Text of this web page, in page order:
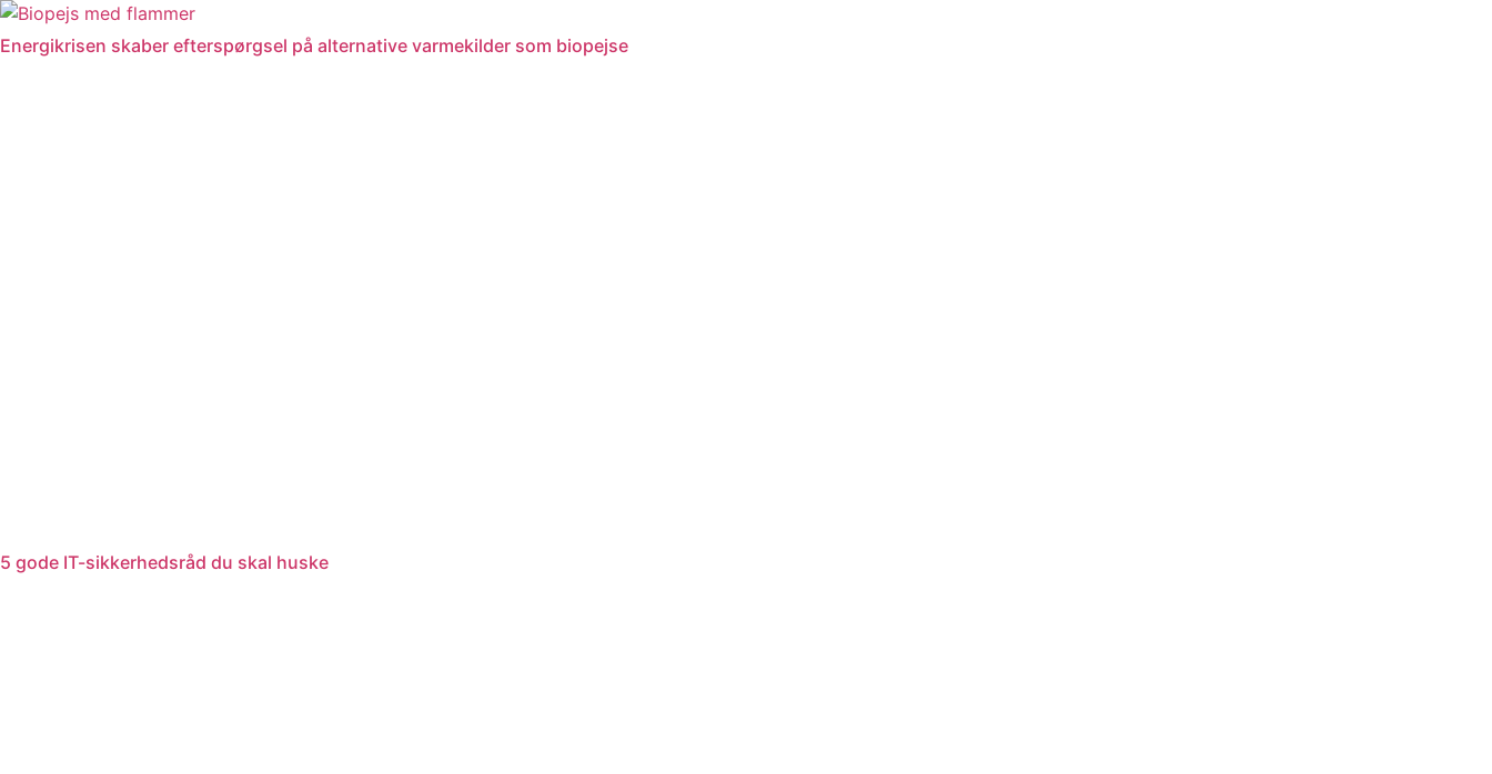
Videre
til
Energikrisen skaber efterspørgsel på alternative varmekilder som biopejse
5 gode IT-sikkerhedsråd du skal huske